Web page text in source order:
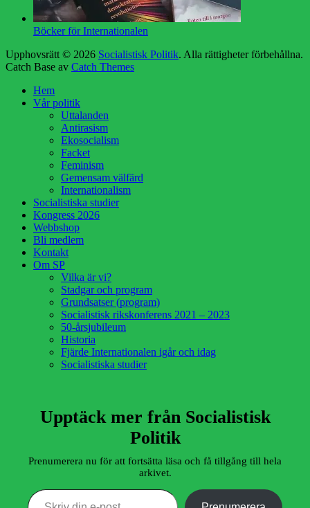
Böcker för Internationalen
Upphovsrätt © 2026 Socialistisk Politik. Alla rättigheter förbehållna.
Catch Base av Catch Themes
Hem
Vår politik
Uttalanden
Antirasism
Ekosocialism
Facket
Feminism
Gemensam välfärd
Internationalism
Socialistiska studier
Kongress 2026
Webbshop
Bli medlem
Kontakt
Om SP
Vilka är vi?
Stadgar och program
Grundsatser (program)
Socialistisk rikskonferens 2021 – 2023
50-årsjubileum
Historia
Fjärde Internationalen igår och idag
Socialistiska studier
Upptäck mer från Socialistisk
Politik
Prenumerera nu för att fortsätta läsa och få tillgång till hela
arkivet.
Skriv din e-post …